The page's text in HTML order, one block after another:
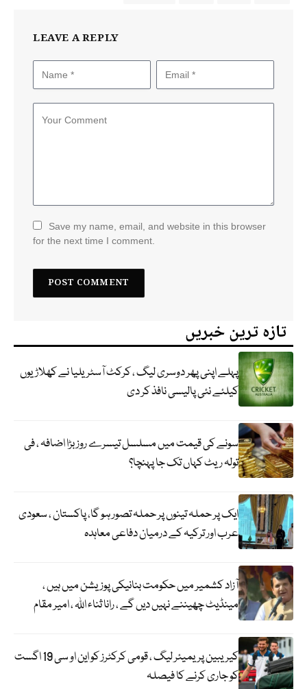
LEAVE A REPLY
Save my name, email, and website in this browser
for the next time I comment.
تازہ ترین خبریں
پہلے اپنی پھر دوسری لیگ ، کرکٹ آسٹریلیا نے کھلاڑیوں
کیلئے نئی پالیسی نافذ کر دی
سونے کی قیمت میں مسلسل تیسرے روز بڑا اضافہ ، فی
تولہ ریٹ کہاں تک جا پہنچا؟
ایک پر حملہ تینوں پر حملہ تصور ہو گا، پاکستان ، سعودی
عرب اور ترکیہ کے درمیان دفاعی معاہدہ
آزاد کشمیر میں حکومت بنانیکی پوزیشن میں ہیں ،
مینڈیٹ چھیننے نہیں دیں گے ، رانا ثناء اللہ ، امیر مقام
کیریبین پریمیئر لیگ ، قومی کرکٹرز کو این او سی 19 اگست
کو جاری کرنے کا فیصلہ